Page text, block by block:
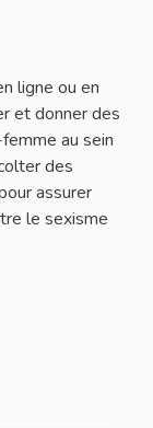
ligne ou en
et donner des
au sein
des
assurer
le sexisme